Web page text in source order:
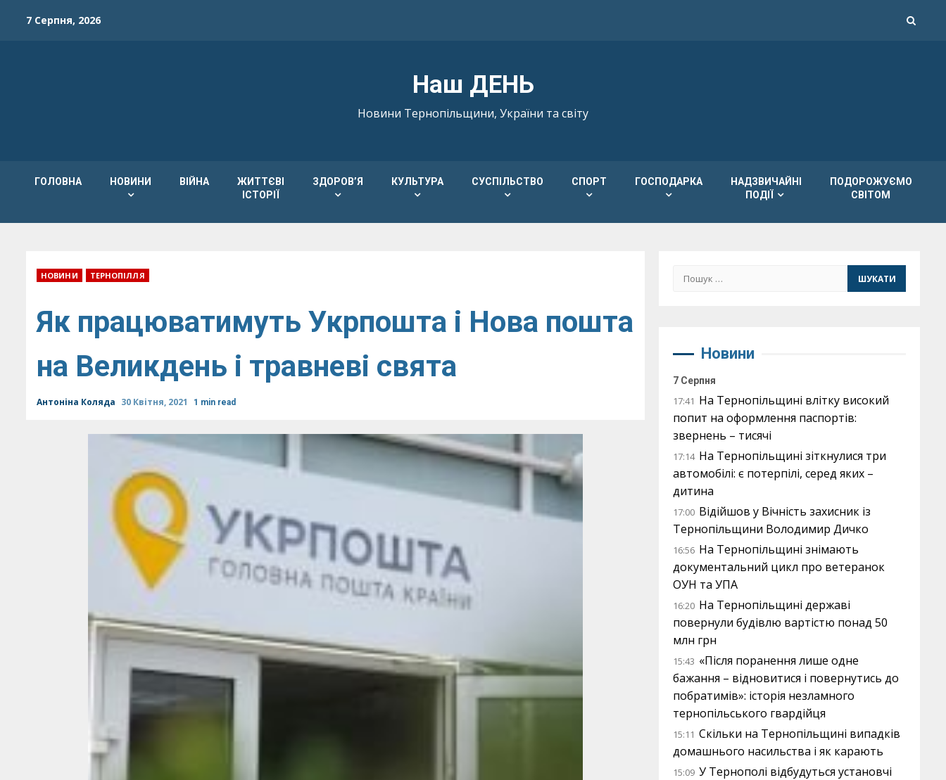
7 Серпня, 2026
Наш ДЕНЬ
Новини Тернопільщини, України та світу
ГОЛОВНА НОВИНИ ВІЙНА
ЖИТТЄВІ
ІСТОРІЇ
ЗДОРОВ’Я КУЛЬТУРА СУСПІЛЬСТВО СПОРТ ГОСПОДАРКА
НАДЗВИЧАЙНІ
ПОДІЇ
ПОДОРОЖУЄМО
СВІТОМ
НОВИНИ ТЕРНОПІЛЛЯ
Як працюватимуть Укрпошта і Нова пошта
на Великдень і травневі свята
Антоніна Коляда 30 Квітня, 2021 1 min read
Пошук:
Новини
7 Серпня
17:41 На Тернопільщині влітку високий
попит на оформлення паспортів:
звернень – тисячі
17:14 На Тернопільщині зіткнулися три
автомобілі: є потерпілі, серед яких –
дитина
17:00 Відійшов у Вічність захисник із
Тернопільщини Володимир Дичко
16:56 На Тернопільщині знімають
документальний цикл про ветеранок
ОУН та УПА
16:20 На Тернопільщині державі
повернули будівлю вартістю понад 50
млн грн
15:43 «Після поранення лише одне
бажання – відновитися і повернутись до
побратимів»: історія незламного
тернопільського гвардійця
15:11 Скільки на Тернопільщині випадків
домашнього насильства і як карають
15:09 У Тернополі відбудуться установчі